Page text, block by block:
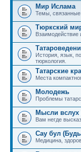
Мир Ислама
Темы,
Тюркский
История, язык,
тюркология.
Татарские
Места
Молодежь
Проблемы
Мысли вслух
Вам негде
Сау бул
Медицина,